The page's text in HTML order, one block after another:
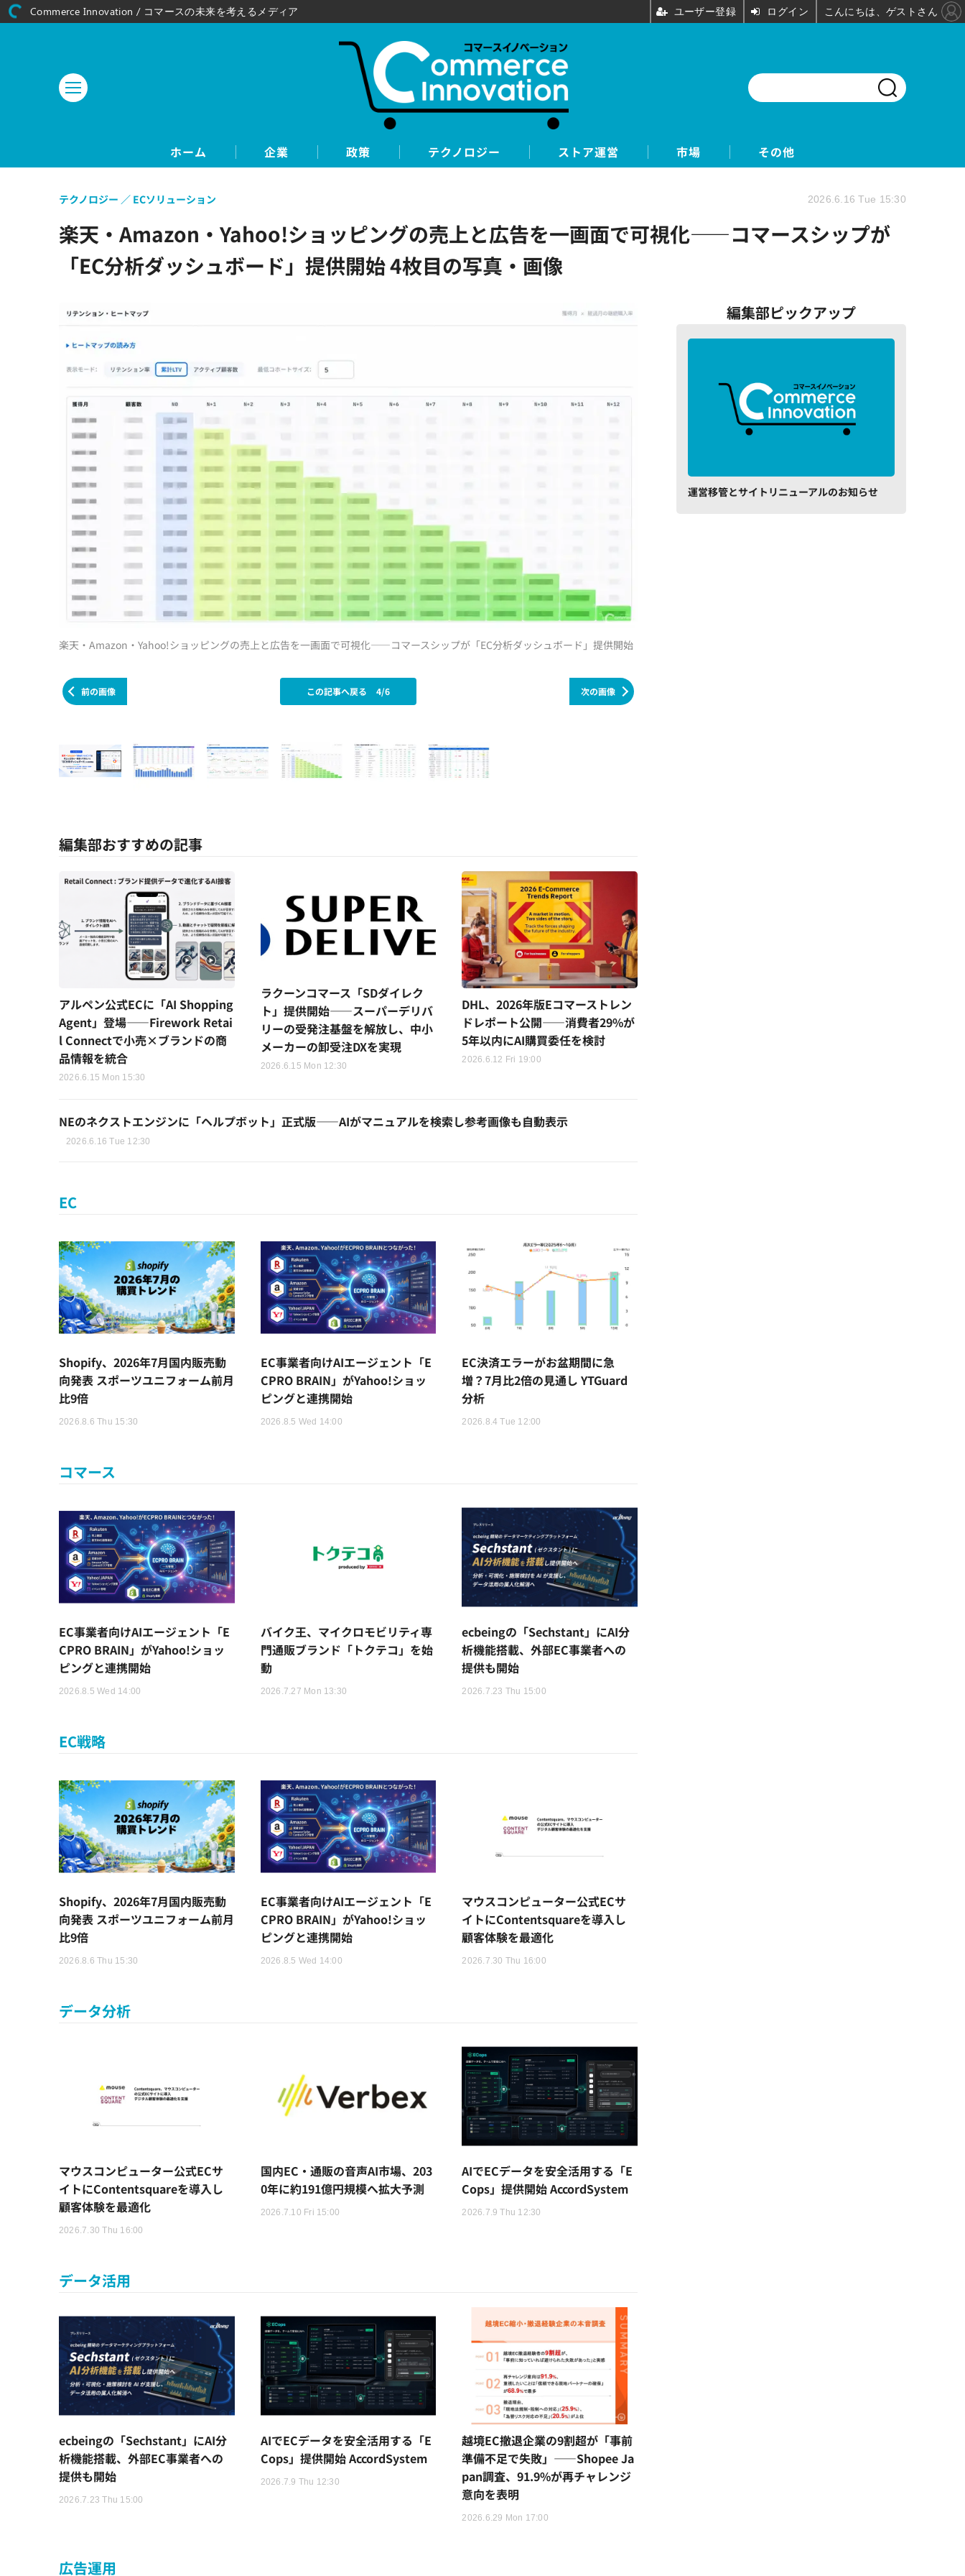
ホーム 企業 政策 テクノロジー ストア運営 市場 その他
楽天・Amazon・Yahoo!ショッピングの売上と広告を一画面で可視化——コマースシップが
「EC分析ダッシュボード」提供開始 4枚目の写真・画像
テクノロジー ECソリューション 2026.6.16 Tue 15:30
楽天・Amazon・Yahoo!ショッピングの売上と広告を一画面で可視化——コマースシップが「EC分析ダッシュボード」提供開始
前の画像 次の画像
この記事へ戻る 4/6
編集部おすすめの記事
アルペン公式ECに「AI Shopping
Agent」登場——Firework Retai
l Connectで小売×ブランドの商
品情報を統合
2026.6.15 Mon 15:30
ラクーンコマース「SDダイレク
ト」提供開始——スーパーデリバ
リーの受発注基盤を解放し、中小
メーカーの卸受注DXを実現
2026.6.15 Mon 12:30
DHL、2026年版Eコマーストレン
ドレポート公開——消費者29%が
5年以内にAI購買委任を検討
2026.6.12 Fri 19:00
NEのネクストエンジンに「ヘルプボット」正式版——AIがマニュアルを検索し参考画像も自動表示
2026.6.16 Tue 12:30
EC
Shopify、2026年7月国内販売動
向発表 スポーツユニフォーム前月
比9倍
2026.8.6 Thu 15:30
EC事業者向けAIエージェント「E
CPRO BRAIN」がYahoo!ショッ
ピングと連携開始
2026.8.5 Wed 14:00
EC決済エラーがお盆期間に急
増？7月比2倍の見通し YTGuard
分析
2026.8.4 Tue 12:00
コマース
EC事業者向けAIエージェント「E
CPRO BRAIN」がYahoo!ショッ
ピングと連携開始
2026.8.5 Wed 14:00
バイク王、マイクロモビリティ専
門通販ブランド「トクテコ」を始
動
2026.7.27 Mon 13:30
ecbeingの「Sechstant」にAI分
析機能搭載、外部EC事業者への
提供も開始
2026.7.23 Thu 15:00
EC戦略
Shopify、2026年7月国内販売動
向発表 スポーツユニフォーム前月
比9倍
2026.8.6 Thu 15:30
EC事業者向けAIエージェント「E
CPRO BRAIN」がYahoo!ショッ
ピングと連携開始
2026.8.5 Wed 14:00
マウスコンピューター公式ECサ
イトにContentsquareを導入し
顧客体験を最適化
2026.7.30 Thu 16:00
データ分析
マウスコンピューター公式ECサ
イトにContentsquareを導入し
顧客体験を最適化
2026.7.30 Thu 16:00
国内EC・通販の音声AI市場、203
0年に約191億円規模へ拡大予測
2026.7.10 Fri 15:00
AIでECデータを安全活用する「E
Cops」提供開始 AccordSystem
2026.7.9 Thu 12:30
データ活用
ecbeingの「Sechstant」にAI分
析機能搭載、外部EC事業者への
提供も開始
2026.7.23 Thu 15:00
AIでECデータを安全活用する「E
Cops」提供開始 AccordSystem
2026.7.9 Thu 12:30
越境EC撤退企業の9割超が「事前
準備不足で失敗」——Shopee Ja
pan調査、91.9%が再チャレンジ
意向を表明
2026.6.29 Mon 17:00
広告運用
編集部ピックアップ
運営移管とサイトリニューアルのお知らせ
Commerce Innovation / コマースの未来を考えるメディア ユーザー登録 ログイン こんにちは、ゲストさん